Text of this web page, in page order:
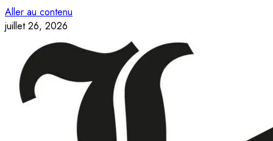
Aller au contenu
juillet 26, 2026